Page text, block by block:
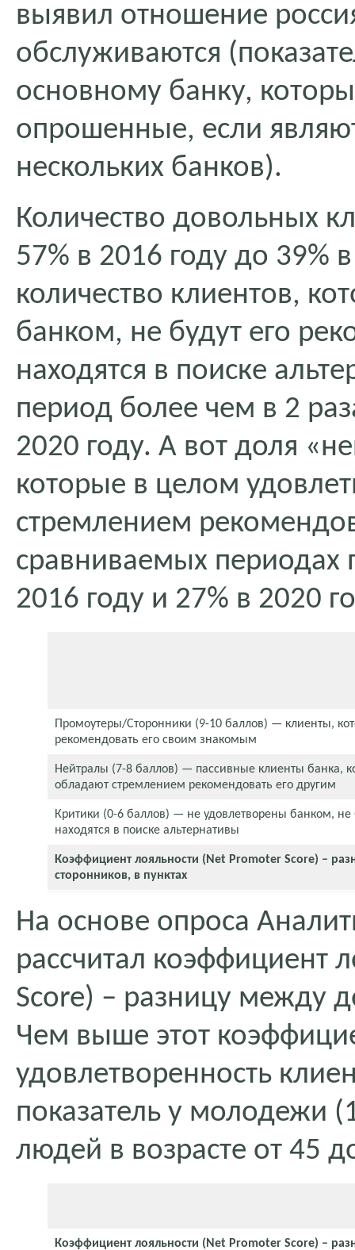
выявил отношение
обслуживаются
основному банку,
опрошенные, если
нескольких банков).
Количество довольных
57% в 2016 году до 39%
количество клиентов,
банком, не будут его
находятся в поиске
период более чем в 2
2020 году. А вот доля
которые в целом
стремлением
сравниваемых периодах
2016 году и 27% в 2020
Промоутеры/Сторонники (9-10 баллов) — клиенты,
рекомендовать его своим знакомым
Нейтралы (7-8 баллов) — пассивные клиенты банка,
обладают стремлением рекомендовать его другим
Критики (0-6 баллов) — не удовлетворены банком, не
находятся в поиске альтернативы
Коэффициент лояльности (Net Promoter Score) –
сторонников, в пунктах
На основе опроса
рассчитал коэффициент
Score) – разницу между
Чем выше этот
удовлетворенность
показатель у молодежи
людей в возрасте от 45
Коэффициент лояльности (Net Promoter Score) –